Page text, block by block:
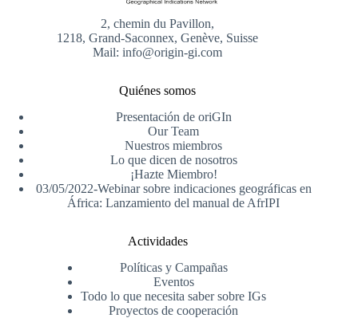
2, chemin du Pavillon,
1218, Grand-Saconnex, Genève, Suisse
Mail: info@origin-gi.com
Quiénes somos
Presentación de oriGIn
Our Team
Nuestros miembros
Lo que dicen de nosotros
¡Hazte Miembro!
03/05/2022-Webinar sobre indicaciones geográficas en
África: Lanzamiento del manual de AfrIPI
Actividades
Políticas y Campañas
Eventos
Todo lo que necesita saber sobre IGs
Proyectos de cooperación